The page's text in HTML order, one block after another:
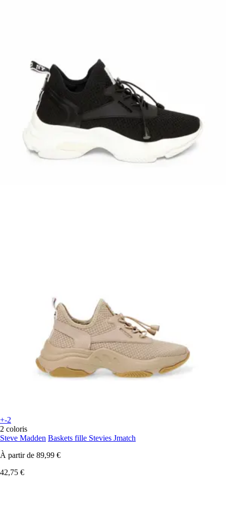
+-2
2 coloris
Steve Madden Baskets fille Stevies Jmatch
À partir de 89,99 €
42,75 €